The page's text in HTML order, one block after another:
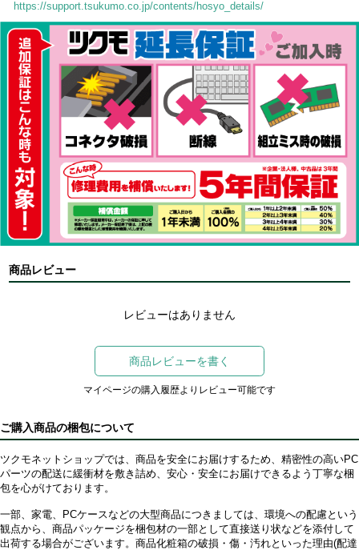
https://support.tsukumo.co.jp/contents/hosyo_details/
商品レビュー
レビューはありません
商品レビューを書く
マイページの購入履歴よりレビュー可能です
ご購入商品の梱包について
ツクモネットショップでは、商品を安全にお届けするため、精密性の高いPC
パーツの配送に緩衝材を敷き詰め、安心・安全にお届けできるよう丁寧な梱
包を心がけております。
一部、家電、PCケースなどの大型商品につきましては、環境への配慮という
観点から、商品パッケージを梱包材の一部として直接送り状などを添付して
出荷する場合がございます。商品化粧箱の破損・傷・汚れといった理由(配達